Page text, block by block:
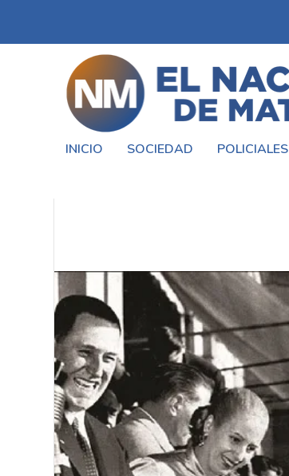
INICIO SOCIEDAD POLICIALES